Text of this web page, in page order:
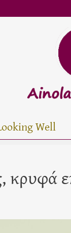
Well
κρυφά